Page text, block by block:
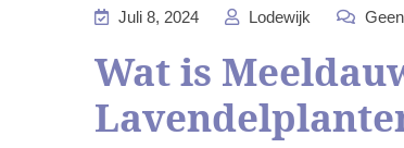
Juli 8, 2024 Lodewijk
Wat is